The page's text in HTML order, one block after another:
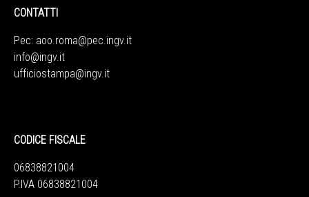
CONTATTI
Pec: aoo.roma@pec.ingv.it
info@ingv.it
ufficiostampa@ingv.it
CODICE FISCALE
06838821004
P.IVA 06838821004